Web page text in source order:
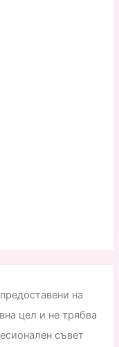
на
цел и не трябва
съвет